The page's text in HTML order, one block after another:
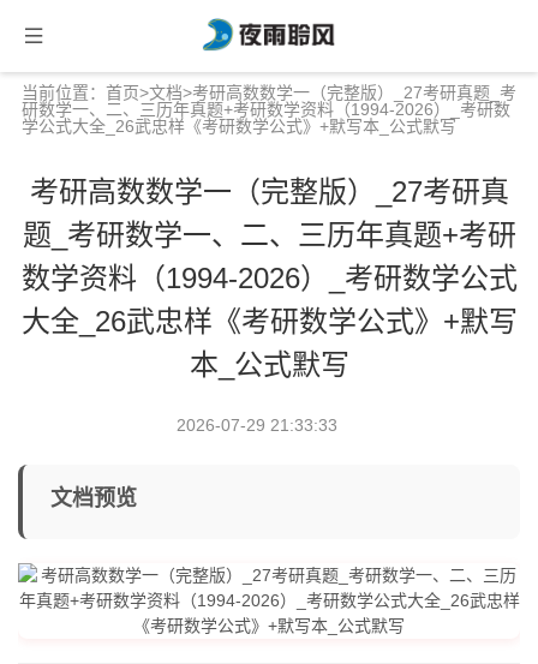
当前位置： 首页>文档>考研高数数学一（完整版）_27考研真题_考
研数学一、二、三历年真题+考研数学资料（1994-2026）_考研数
学公式大全_26武忠样《考研数学公式》+默写本_公式默写
考研高数数学一（完整版）_27考研真
题_考研数学一、二、三历年真题+考研
数学资料（1994-2026）_考研数学公式
大全_26武忠样《考研数学公式》+默写
本_公式默写
2026-07-29 21:33:33
文档预览